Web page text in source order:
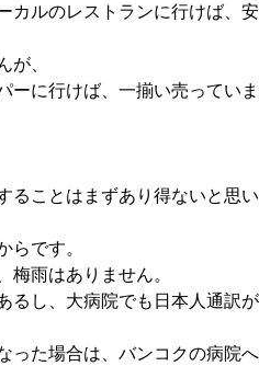
カルのレストランに行けば、安
が、
ーに行けば、一揃い売っていま
ることはまずあり得ないと思い
らです。
梅雨はありません。
るし、大病院でも日本人通訳が
った場合は、バンコクの病院へ